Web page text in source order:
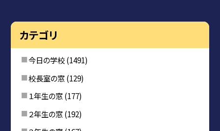
カテゴリ
今日の学校(1491)
校長室の窓(129)
１年生の窓(177)
２年生の窓(192)